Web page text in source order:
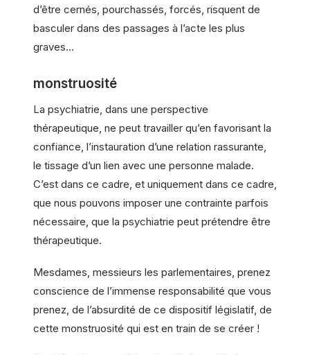
d’être cernés, pourchassés, forcés, risquent de
basculer dans des passages à l’acte les plus
graves…
monstruosité
La psychiatrie, dans une perspective
thérapeutique, ne peut travailler qu’en favorisant la
confiance, l’instauration d’une relation rassurante,
le tissage d’un lien avec une personne malade.
C’est dans ce cadre, et uniquement dans ce cadre,
que nous pouvons imposer une contrainte parfois
nécessaire, que la psychiatrie peut prétendre être
thérapeutique.
Mesdames, messieurs les parlementaires, prenez
conscience de l’immense responsabilité que vous
prenez, de l’absurdité de ce dispositif législatif, de
cette monstruosité qui est en train de se créer !